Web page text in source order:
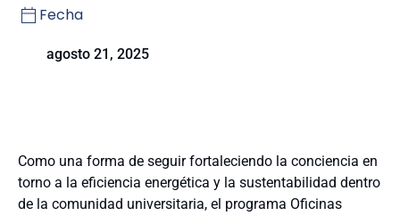
Fecha
agosto 21, 2025
Como una forma de seguir fortaleciendo la conciencia en
torno a la eficiencia energética y la sustentabilidad dentro
de la comunidad universitaria, el programa Oficinas